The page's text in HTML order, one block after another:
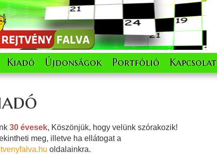
Kiadó Újdonságok Portfólió Kapcsolat
30 évesek, Köszönjük, hogy velünk szórakozik!
meg, illetve ha ellátogat a
oldalainkra.